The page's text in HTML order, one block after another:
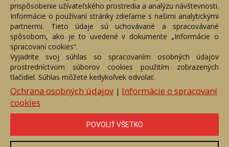
Adresa
Nižný Hrušov 333, 094 22,
Slovenská republika
+421 905 356 921
+421 905 959 101
eantik@eantik.sk
Kontakt
Bezplatné poradenstvo
Biografie autorov
prispôsobenie užívateľského prostredia a analýzu návštevnosti.
Informácie o používaní stránky zdieľame s našimi analytickými
partnermi. Tieto údaje sú uchovávané a spracovávané
spôsobom, ako je to uvedené v dokumente „Informácie o
spracovaní cookies“.
Vyjadrite svoj súhlas so spracovaním osobných údajov
prostredníctvom súborov cookies použitím zobrazených
tlačidiel. Súhlas môžete kedykoľvek odvolať.
Ochrana osobných údajov| Informácie o spracovaní
cookies
POVOLIŤ VŠETKO